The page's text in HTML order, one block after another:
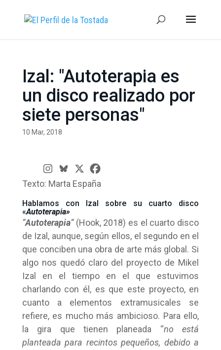
Izal: "Autoterapia es
un disco realizado por
siete personas"
10 Mar, 2018
Texto: Marta España
Hablamos con Izal sobre su cuarto disco
«Autoterapia»
“Autoterapia”(Hook, 2018) es el cuarto disco
de Izal, aunque, según ellos, el segundo en el
que conciben una obra de arte más global. Si
algo nos quedó claro del proyecto de Mikel
Izal en el tiempo en el que estuvimos
charlando con él, es que este proyecto, en
cuanto a elementos extramusicales se
refiere, es mucho más ambicioso. Para ello,
la gira que tienen planeada “no está
planteada para recintos pequeños, debido a